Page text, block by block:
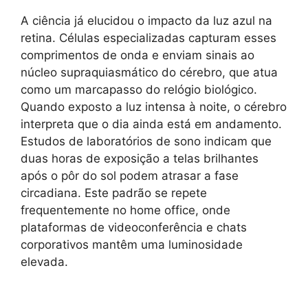
A ciência já elucidou o impacto da luz azul na
retina. Células especializadas capturam esses
comprimentos de onda e enviam sinais ao
núcleo supraquiasmático do cérebro, que atua
como um marcapasso do relógio biológico.
Quando exposto a luz intensa à noite, o cérebro
interpreta que o dia ainda está em andamento.
Estudos de laboratórios de sono indicam que
duas horas de exposição a telas brilhantes
após o pôr do sol podem atrasar a fase
circadiana. Este padrão se repete
frequentemente no home office, onde
plataformas de videoconferência e chats
corporativos mantêm uma luminosidade
elevada.